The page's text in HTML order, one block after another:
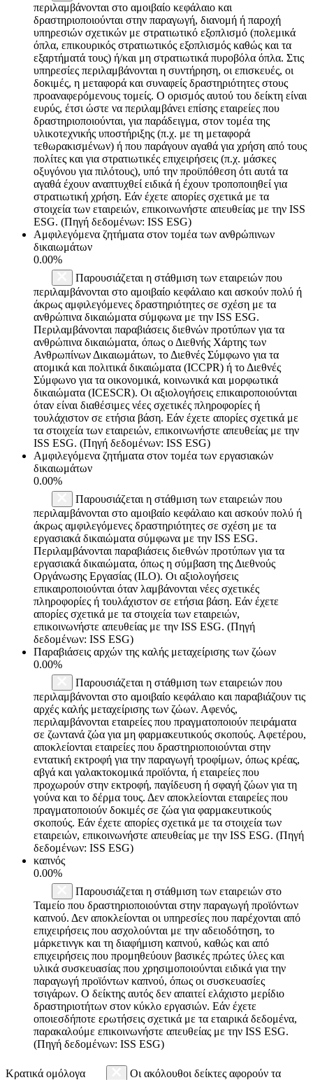
περιλαμβάνονται στο αμοιβαίο κεφάλαιο και
δραστηριοποιούνται στην παραγωγή, διανομή ή παροχή
υπηρεσιών σχετικών με στρατιωτικό εξοπλισμό (πολεμικά
όπλα, επικουρικός στρατιωτικός εξοπλισμός καθώς και τα
εξαρτήματά τους) ή/και μη στρατιωτικά πυροβόλα όπλα. Στις
υπηρεσίες περιλαμβάνονται η συντήρηση, οι επισκευές, οι
δοκιμές, η μεταφορά και συναφείς δραστηριότητες στους
προαναφερόμενους τομείς. Ο ορισμός αυτού του δείκτη είναι
ευρύς, έτσι ώστε να περιλαμβάνει επίσης εταιρείες που
δραστηριοποιούνται, για παράδειγμα, στον τομέα της
υλικοτεχνικής υποστήριξης (π.χ. με τη μεταφορά
τεθωρακισμένων) ή που παράγουν αγαθά για χρήση από τους
πολίτες και για στρατιωτικές επιχειρήσεις (π.χ. μάσκες
οξυγόνου για πιλότους), υπό την προϋπόθεση ότι αυτά τα
αγαθά έχουν αναπτυχθεί ειδικά ή έχουν τροποποιηθεί για
στρατιωτική χρήση. Εάν έχετε απορίες σχετικά με τα
στοιχεία των εταιρειών, επικοινωνήστε απευθείας με την ISS
ESG. (Πηγή δεδομένων: ISS ESG)
Αμφιλεγόμενα ζητήματα στον τομέα των ανθρώπινων
δικαιωμάτων
0.00%
Παρουσιάζεται η στάθμιση των εταιρειών που
περιλαμβάνονται στο αμοιβαίο κεφάλαιο και ασκούν πολύ ή
άκρως αμφιλεγόμενες δραστηριότητες σε σχέση με τα
ανθρώπινα δικαιώματα σύμφωνα με την ISS ESG.
Περιλαμβάνονται παραβιάσεις διεθνών προτύπων για τα
ανθρώπινα δικαιώματα, όπως ο Διεθνής Χάρτης των
Ανθρωπίνων Δικαιωμάτων, το Διεθνές Σύμφωνο για τα
ατομικά και πολιτικά δικαιώματα (ICCPR) ή το Διεθνές
Σύμφωνο για τα οικονομικά, κοινωνικά και μορφωτικά
δικαιώματα (ICESCR). Οι αξιολογήσεις επικαιροποιούνται
όταν είναι διαθέσιμες νέες σχετικές πληροφορίες ή
τουλάχιστον σε ετήσια βάση. Εάν έχετε απορίες σχετικά με
τα στοιχεία των εταιρειών, επικοινωνήστε απευθείας με την
ISS ESG. (Πηγή δεδομένων: ISS ESG)
Αμφιλεγόμενα ζητήματα στον τομέα των εργασιακών
δικαιωμάτων
0.00%
Παρουσιάζεται η στάθμιση των εταιρειών που
περιλαμβάνονται στο αμοιβαίο κεφάλαιο και ασκούν πολύ ή
άκρως αμφιλεγόμενες δραστηριότητες σε σχέση με τα
εργασιακά δικαιώματα σύμφωνα με την ISS ESG.
Περιλαμβάνονται παραβιάσεις διεθνών προτύπων για τα
εργασιακά δικαιώματα, όπως η σύμβαση της Διεθνούς
Οργάνωσης Εργασίας (ILO). Οι αξιολογήσεις
επικαιροποιούνται όταν λαμβάνονται νέες σχετικές
πληροφορίες ή τουλάχιστον σε ετήσια βάση. Εάν έχετε
απορίες σχετικά με τα στοιχεία των εταιρειών,
επικοινωνήστε απευθείας με την ISS ESG. (Πηγή
δεδομένων: ISS ESG)
Παραβιάσεις αρχών της καλής μεταχείρισης των ζώων
0.00%
Παρουσιάζεται η στάθμιση των εταιρειών που
περιλαμβάνονται στο αμοιβαίο κεφάλαιο και παραβιάζουν τις
αρχές καλής μεταχείρισης των ζώων. Αφενός,
περιλαμβάνονται εταιρείες που πραγματοποιούν πειράματα
σε ζωντανά ζώα για μη φαρμακευτικούς σκοπούς. Αφετέρου,
αποκλείονται εταιρείες που δραστηριοποιούνται στην
εντατική εκτροφή για την παραγωγή τροφίμων, όπως κρέας,
αβγά και γαλακτοκομικά προϊόντα, ή εταιρείες που
προχωρούν στην εκτροφή, παγίδευση ή σφαγή ζώων για τη
γούνα και το δέρμα τους. Δεν αποκλείονται εταιρείες που
πραγματοποιούν δοκιμές σε ζώα για φαρμακευτικούς
σκοπούς. Εάν έχετε απορίες σχετικά με τα στοιχεία των
εταιρειών, επικοινωνήστε απευθείας με την ISS ESG. (Πηγή
δεδομένων: ISS ESG)
καπνός
0.00%
Παρουσιάζεται η στάθμιση των εταιρειών στο
Ταμείο που δραστηριοποιούνται στην παραγωγή προϊόντων
καπνού. Δεν αποκλείονται οι υπηρεσίες που παρέχονται από
επιχειρήσεις που ασχολούνται με την αδειοδότηση, το
μάρκετινγκ και τη διαφήμιση καπνού, καθώς και από
επιχειρήσεις που προμηθεύουν βασικές πρώτες ύλες και
υλικά συσκευασίας που χρησιμοποιούνται ειδικά για την
παραγωγή προϊόντων καπνού, όπως οι συσκευασίες
τσιγάρων. Ο δείκτης αυτός δεν απαιτεί ελάχιστο μερίδιο
δραστηριοτήτων στον κύκλο εργασιών. Εάν έχετε
οποιεσδήποτε ερωτήσεις σχετικά με τα εταιρικά δεδομένα,
παρακαλούμε επικοινωνήστε απευθείας με την ISS ESG.
(Πηγή δεδομένων: ISS ESG)
Κρατικά ομόλογα
Οι ακόλουθοι δείκτες αφορούν τα